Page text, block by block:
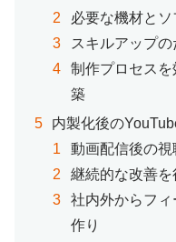
必要な機材と
スキルアップ
制作プロセス
築
内製化後の
動画配信後の
継続的な改善
社内外からフ
作り